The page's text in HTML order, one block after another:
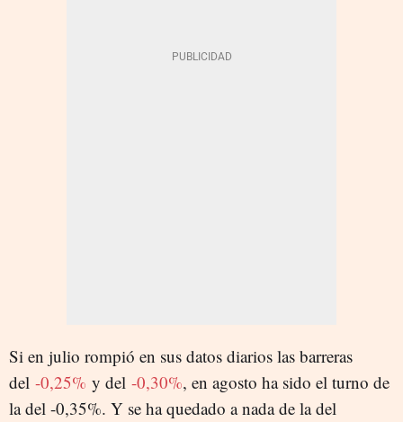
Si en julio rompió en sus datos diarios las barreras
del -0,25% y del -0,30%, en agosto ha sido el turno de
la del -0,35%. Y se ha quedado a nada de la del